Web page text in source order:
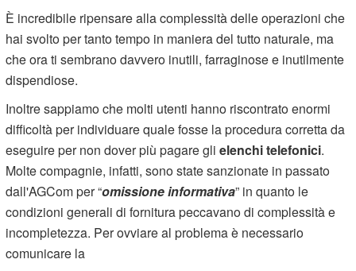
È incredibile ripensare alla complessità delle operazioni che
hai svolto per tanto tempo in maniera del tutto naturale, ma
che ora ti sembrano davvero inutili, farraginose e inutilmente
dispendiose.
Inoltre sappiamo che molti utenti hanno riscontrato enormi
difficoltà per individuare quale fosse la procedura corretta da
eseguire per non dover più pagare glielenchi telefonici.
Molte compagnie, infatti, sono state sanzionate in passato
dall'AGCom per “omissione informativa” in quanto le
condizioni generali di fornitura peccavano di complessità e
incompletezza. Per ovviare al problema è necessario
comunicare la